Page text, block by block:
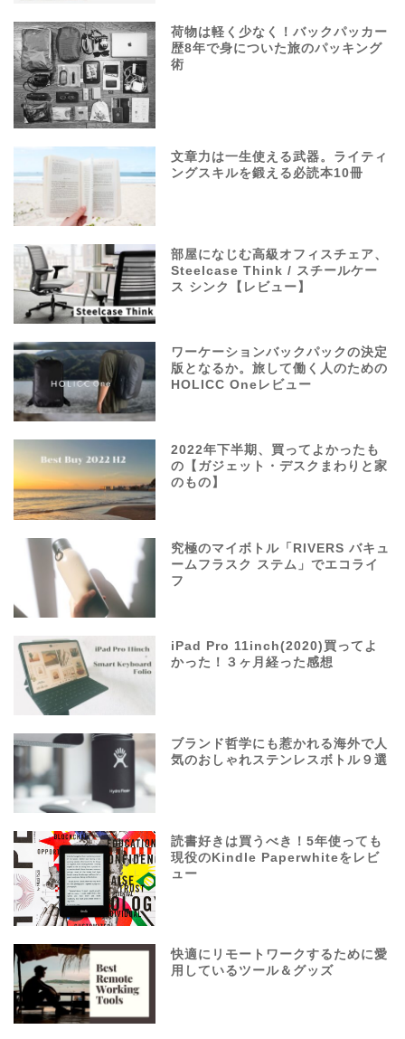
荷物は軽く少なく！バックパッカー
歴8年で身についた旅のパッキング
術
文章力は一生使える武器。ライティ
ングスキルを鍛える必読本10冊
部屋になじむ高級オフィスチェア、
Steelcase Think / スチールケー
ス シンク【レビュー】
ワーケーションバックパックの決定
版となるか。旅して働く人のための
HOLICC Oneレビュー
2022年下半期、買ってよかったも
の【ガジェット・デスクまわりと家
のもの】
究極のマイボトル「RIVERS バキュ
ームフラスク ステム」でエコライ
フ
iPad Pro 11inch(2020)買ってよ
かった！３ヶ月経った感想
ブランド哲学にも惹かれる海外で人
気のおしゃれステンレスボトル９選
読書好きは買うべき！5年使っても
現役のKindle Paperwhiteをレビ
ュー
快適にリモートワークするために愛
用しているツール＆グッズ